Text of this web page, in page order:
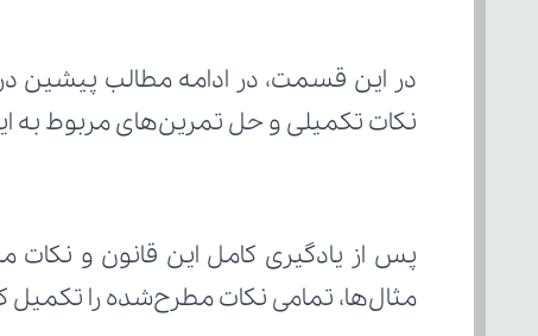
نکات تکمیلی و حل تمرین‌های مربوط به
مثال‌ها، تمامی نکات مطرح‌شده را